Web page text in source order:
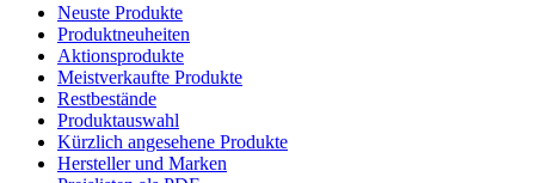
Neuste Produkte
Produktneuheiten
Aktionsprodukte
Meistverkaufte Produkte
Restbestände
Produktauswahl
Kürzlich angesehene Produkte
Hersteller und Marken